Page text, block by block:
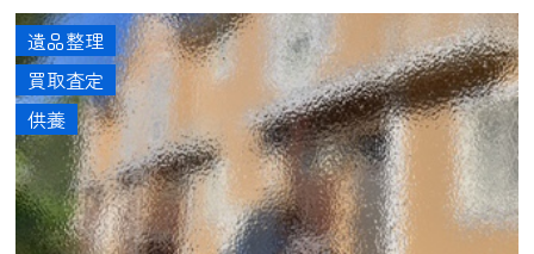
遺品整理
買取査定
供養